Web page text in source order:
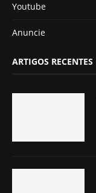
Youtube
Anuncie
ARTIGOS RECENTES